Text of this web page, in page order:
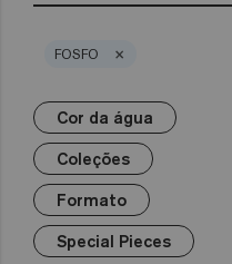
FOSFO ×
Cor da água
Cor da água
Uso
Piscina privada
Piscina pública
Wellness
Coleções
Coleções
Premium
Terrazzo
Gold
Cor do mosaico
Branco
Cinzentos
Verdes
Formato
Formato
25mm
50mm
Hexa
Safe-Steps
Anti-slip mosaics
Special Pieces
Special Pieces
Corner
Cove